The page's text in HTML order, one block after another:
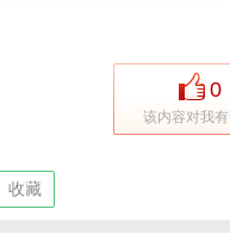
0
该内容对我
收藏